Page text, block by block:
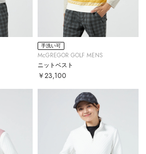
手洗い可
McGREGOR GOLF MENS
ニットベスト
￥23,100